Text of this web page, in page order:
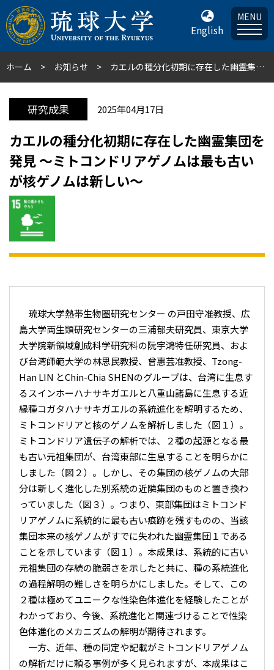
English
MENU
ホーム お知らせ カエルの種分化初期に存在した幽霊集団を発見 〜ミトコンドリアゲノムは最も古いが核ゲノムは新しい〜
研究成果 2025年04月17日
カエルの種分化初期に存在した幽霊集団を
発見 〜ミトコンドリアゲノムは最も古い
が核ゲノムは新しい〜
琉球大学熱帯生物圏研究センター の戸田守准教授、広
島大学両生類研究センターの三浦郁夫研究員、東京大学
大学院新領域創成科学研究科の阮宇鴻特任研究員、およ
び台湾師範大学の林思民教授、曾惠芸准教授、Tzong-
Han LIN とChin-Chia SHENのグループは、台湾に生息す
るスインホーハナサキガエルと八重山諸島に生息する近
縁種コガタハナサキガエルの系統進化を解明するため、
ミトコンドリアと核のゲノムを解析しました（図１）。
ミトコンドリア遺伝子の解析では、２種の起源となる最
も古い元祖集団が、台湾東部に生息することを明らかに
しました（図２）。しかし、その集団の核ゲノムの大部
分は新しく進化した別系統の近隣集団のものと置き換わ
っていました（図３）。つまり、東部集団はミトコンド
リアゲノムに系統的に最も古い痕跡を残すものの、当該
集団本来の核ゲノムがすでに失われた幽霊集団１である
ことを示しています（図１）。本成果は、系統的に古い
元祖集団の存続の脆弱さを示したと共に、種の系統進化
の過程解明の難しさを明らかにしました。そして、この
２種は極めてユニークな性染色体進化を経験したことが
わかっており、今後、系統進化と関連づけることで性染
色体進化のメカニズムの解明が期待されます。
一方、近年、種の同定や記載がミトコンドリアゲノム
の解析だけに頼る事例が多く見られますが、本成果はこ